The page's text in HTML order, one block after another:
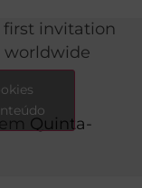
first invitation
worldwide
em Quinta-